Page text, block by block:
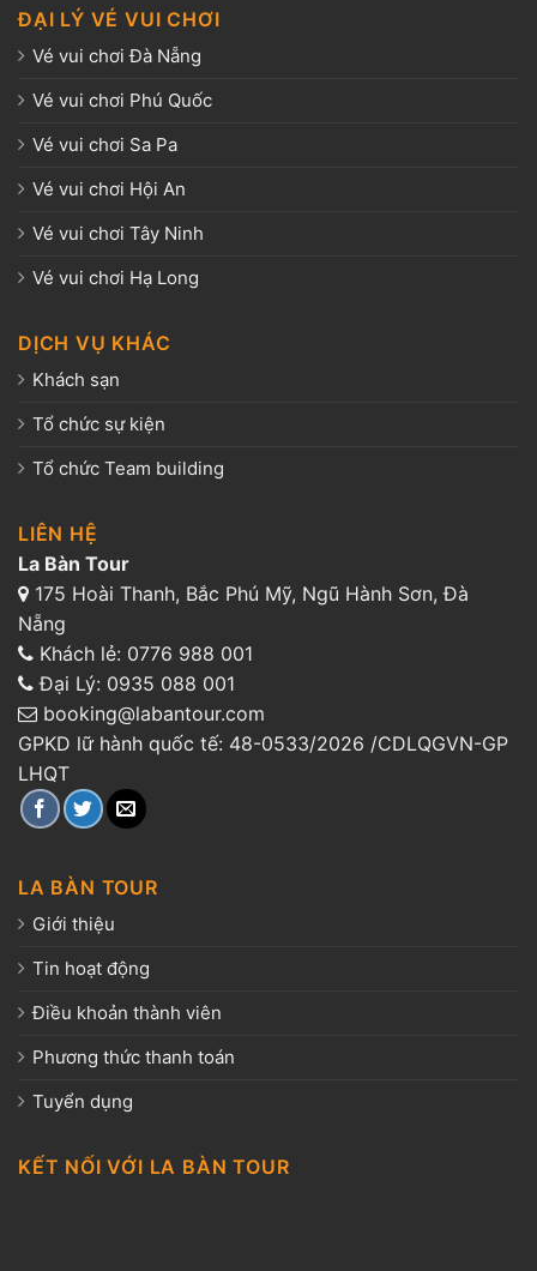
ĐẠI LÝ VÉ VUI CHƠI
Vé vui chơi Đà Nẵng
Vé vui chơi Phú Quốc
Vé vui chơi Sa Pa
Vé vui chơi Hội An
Vé vui chơi Tây Ninh
Vé vui chơi Hạ Long
DỊCH VỤ KHÁC
Khách sạn
Tổ chức sự kiện
Tổ chức Team building
LIÊN HỆ
La Bàn Tour
175 Hoài Thanh, Bắc Phú Mỹ, Ngũ Hành Sơn, Đà
Nẵng
Khách lẻ: 0776 988 001
Đại Lý: 0935 088 001
booking@labantour.com
GPKD lữ hành quốc tế: 48-0533/2026 /CDLQGVN-GP
LHQT
LA BÀN TOUR
Giới thiệu
Tin hoạt động
Điều khoản thành viên
Phương thức thanh toán
Tuyển dụng
KẾT NỐI VỚI LA BÀN TOUR